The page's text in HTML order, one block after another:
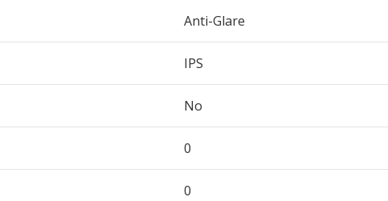
Anti-Glare
IPS
No
0
0